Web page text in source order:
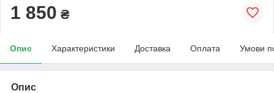
1 850 ₴
Опис Характеристики Доставка Оплата Умови
Опис